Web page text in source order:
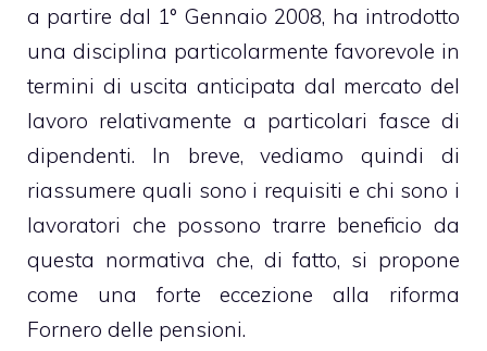
a partire dal 1° Gennaio 2008, ha introdotto
una disciplina particolarmente favorevole in
termini di uscita anticipata dal mercato del
lavoro relativamente a particolari fasce di
dipendenti. In breve, vediamo quindi di
riassumere quali sono i requisiti e chi sono i
lavoratori che possono trarre beneficio da
questa normativa che, di fatto, si propone
come una forte eccezione alla riforma
Fornero delle pensioni.